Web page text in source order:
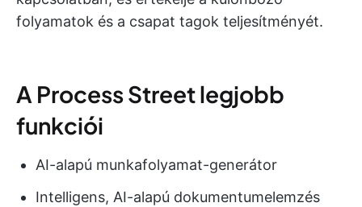
folyamatok és a csapat tagok teljesítményét.
A Process Street legjobb
funkciói
AI-alapú munkafolyamat-generátor
Intelligens, AI-alapú dokumentumelemzés